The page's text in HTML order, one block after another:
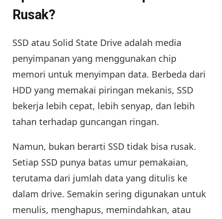
Rusak?
SSD atau Solid State Drive adalah media
penyimpanan yang menggunakan chip
memori untuk menyimpan data. Berbeda dari
HDD yang memakai piringan mekanis, SSD
bekerja lebih cepat, lebih senyap, dan lebih
tahan terhadap guncangan ringan.
Namun, bukan berarti SSD tidak bisa rusak.
Setiap SSD punya batas umur pemakaian,
terutama dari jumlah data yang ditulis ke
dalam drive. Semakin sering digunakan untuk
menulis, menghapus, memindahkan, atau